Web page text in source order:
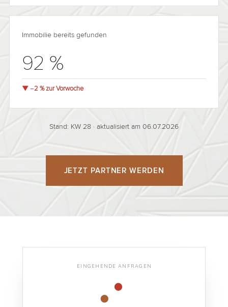
Immobilie bereits gefunden
92 %
▼ −2 % zur Vorwoche
Stand: KW 28 · aktualisiert am 06.07.2026
JETZT PARTNER WERDEN
EINGEHENDE ANFRAGEN